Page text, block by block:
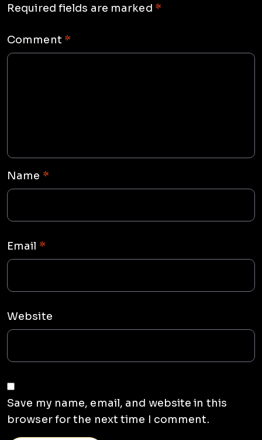
Required fields are marked *
Comment *
Name *
Email *
Website
Save my name, email, and website in this
browser for the next time I comment.